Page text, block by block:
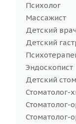
Психолог
Массажист
Детский
Детский
Эндоскопист
Детский
Стоматолог-
Стоматолог-
Стоматолог-